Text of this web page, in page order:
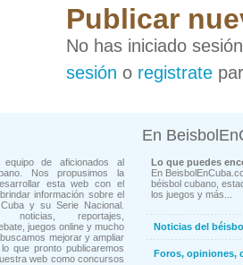
Publicar
No has iniciado
sesión o registrate
de aficionados al
Nos propusimos la
esta web con el
información sobre el
y su Serie Nacional.
noticias, reportajes,
juegos online y mucho
mejorar y ampliar
que pronto publicaremos
web como concursos
En
Lo que puedes
En
béisbol cubano,
los juegos y más...
Noticias del
Foros, opiniones,